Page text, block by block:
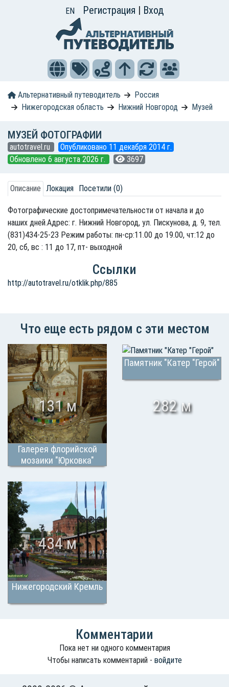
EN Регистрация | Вход
Альтернативный путеводитель
Россия
Нижегородская область
Нижний Новгород Музей
МУЗЕЙ ФОТОГРАФИИ
autotravel.ru
Опубликовано 11 декабря 2014 г.
Обновлено 6 августа 2026 г.
3697
Описание Локация Посетили (0)
Фотографические достопримечательности от начала и до
наших дней.Адрес: г. Нижний Новгород, ул. Пискунова, д. 9, тел.
(831)434-25-23 Режим работы: пн-ср:11.00 до 19.00, чт:12 до
20, сб, вс : 11 до 17, пт- выходной
Ссылки
http://autotravel.ru/otklik.php/885
Что еще есть рядом с эти местом
Галерея флорийской
мозаики "Юрковка"
131 м
Памятник "Катер "Герой"
282 м
Нижегородский Кремль
434 м
Комментарии
Пока нет ни одного комментария
Чтобы написать комментарий - войдите